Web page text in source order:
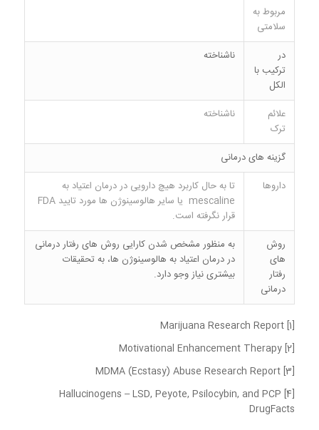
مربوط به
سلامتی
در
ترکیب با
الکل
ناشناخته
علائم
ترک
ناشناخته
گزینه های درمانی
داروها
تا به حال کاربرد هیچ دارویی در درمان اعتیاد به
mescaline یا سایر هالوسینوژن ها مورد تایید FDA
قرار نگرفته است.
روش
های
رفتار
درمانی
به منظور مشخص شدن کارایی روش های رفتار درمانی
در درمان اعتیاد به هالوسینوژن ها، به تحقیقات
بیشتری نیاز وجو دارد.
[1] Marijuana Research Report
[2] Motivational Enhancement Therapy
[3] MDMA (Ecstasy) Abuse Research Report
[4] Hallucinogens – LSD, Peyote, Psilocybin, and PCP
DrugFacts